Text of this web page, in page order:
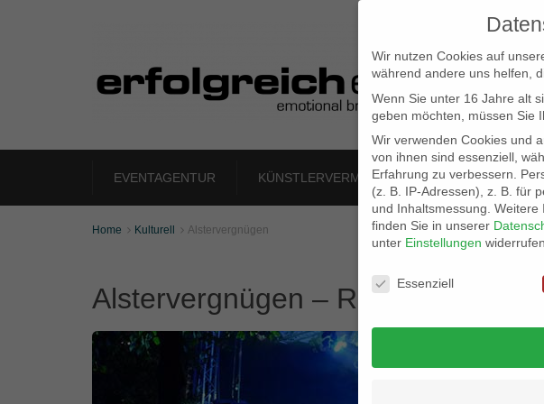
EVENTAGENTUR KÜNSTLERVERMITTLUNG LOCATION
Home  Kulturell  Alstervergnügen
Alstervergnügen – Rock/Pop-
Wir nutzen Cookies auf
während andere uns helfen,
Wenn Sie unter 16 Jahre alt
geben möchten, müssen Sie
Wir verwenden Cookies und
von ihnen sind essenziell,
Erfahrung zu verbessern.
(z. B. IP-Adressen), z. B. für
und Inhaltsmessung. Weitere
finden Sie in unserer
unter Einstellungen
Datenschutzeinstellungen
Essenziell